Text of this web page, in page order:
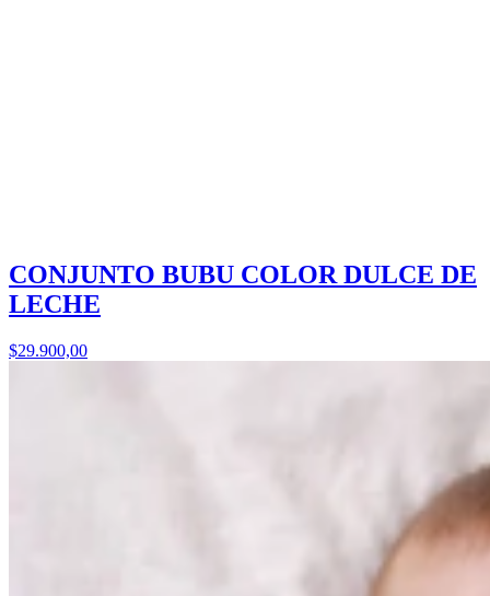
CONJUNTO BUBU COLOR DULCE DE
LECHE
$29.900,00